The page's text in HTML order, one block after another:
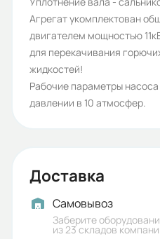
Агрегат укомплектован
двигателем мощностью
для перекачивания
жидкостей!
Рабочие параметры
давлении в 10 атмосфер.
Доставка
Самовывоз
Заберите
из 23 складов